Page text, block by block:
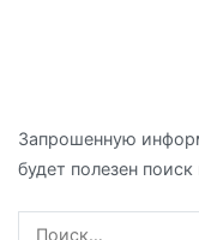
Запрошенную
будет полезен поиск
Найти: